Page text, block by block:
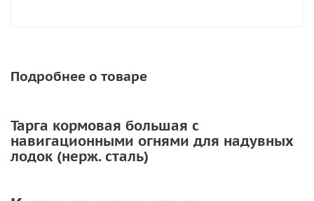
Подробнее о товаре
Тарга кормовая большая с
навигационными огнями для надувных
лодок (нерж. сталь)